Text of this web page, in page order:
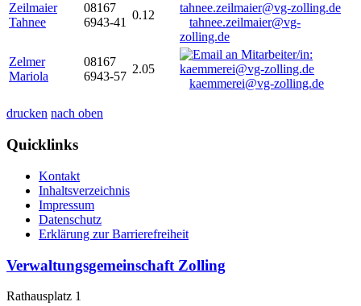
Zeilmaier
Tahnee
08167
6943-41
0.12
tahnee.zeilmaier@vg-
zolling.de
Zelmer
Mariola
08167
6943-57
2.05
kaemmerei@vg-zolling.de
drucken nach oben
Quicklinks
Kontakt
Inhaltsverzeichnis
Impressum
Datenschutz
Erklärung zur Barrierefreiheit
Verwaltungsgemeinschaft Zolling
Rathausplatz 1